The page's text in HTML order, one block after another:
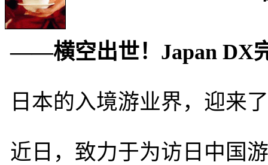
——横空出世！Japan DX
日本的入境游业界，迎来
近日，致力于为访日中国